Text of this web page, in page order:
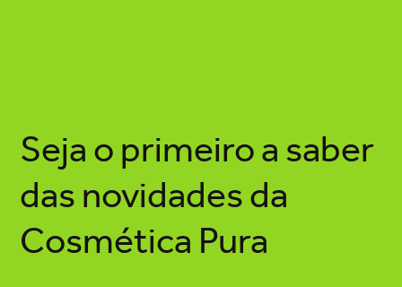
Seja o primeiro a saber
das novidades da
Cosmética Pura